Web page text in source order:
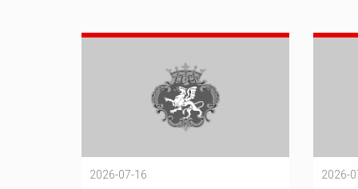
2026-07-16
2026-